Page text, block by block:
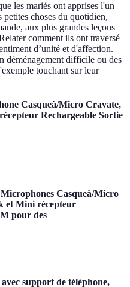
les mariés ont apprises l'un
petites choses du quotidien,
aux plus grandes leçons
comment ils ont traversé
d’unité et d'affection.
déménagement difficile ou des
touchant sur leur
Casqueà/Micro Cravate,
Rechargeable Sortie
Casqueà/Micro
et Mini récepteur
pour des
support de téléphone,